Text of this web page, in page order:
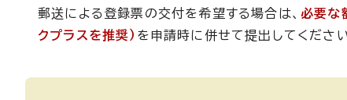
郵送による登録票の交付を希望する場合は、 必要な
クプラスを推奨） を申請時に併せて提出してください